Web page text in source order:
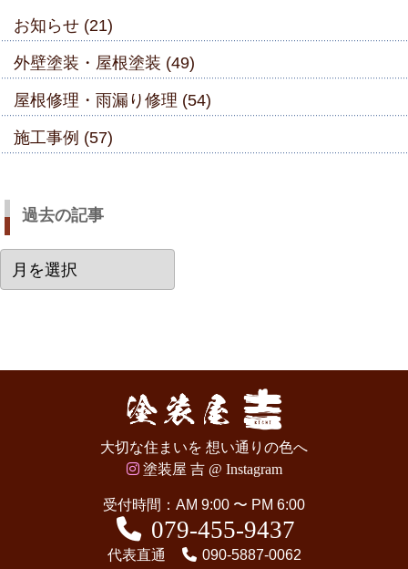
お知らせ (21)
外壁塗装・屋根塗装 (49)
屋根修理・雨漏り修理 (54)
施工事例 (57)
過去の記事
去
大切な住まいを 想い通りの色へ
塗装屋 吉 @ Instagram
受付時間：AM 9:00 〜 PM 6:00
079-455-9437
代表直通 090-5887-0062